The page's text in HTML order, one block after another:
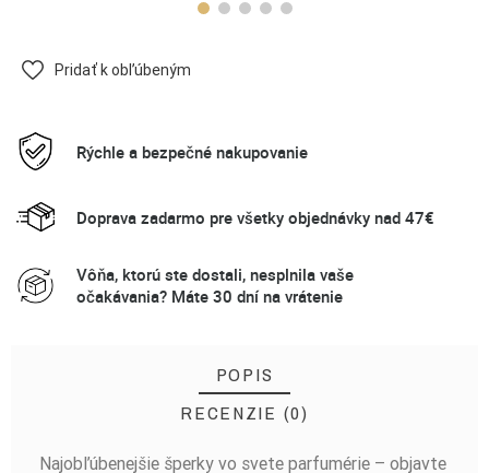
Pridať k obľúbeným
Rýchle a bezpečné nakupovanie
Doprava zadarmo pre všetky objednávky nad 47€
Vôňa, ktorú ste dostali, nesplnila vaše
očakávania? Máte 30 dní na vrátenie
POPIS
RECENZIE (0)
Najobľúbenejšie šperky vo svete parfumérie – objavte